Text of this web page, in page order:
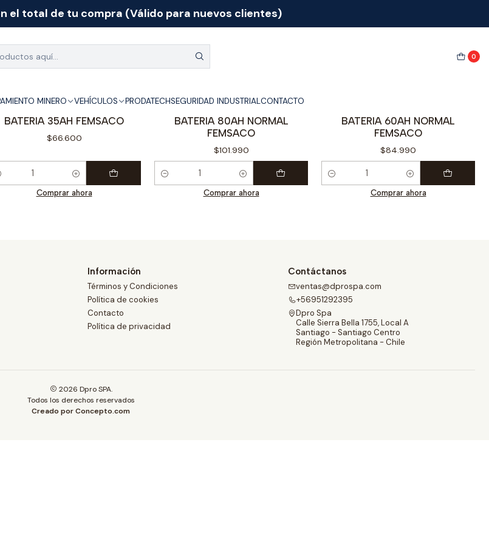
0
MINERO VEHÍCULOS PRODATECHSEGURIDAD INDUSTRIALCONTACTO
el total de tu compra (Válido para nuevos clientes)
Inicio Marcas Femsaco
Femsaco
63 |
BATERIA 35AH FEMSACO
$66.600
Comprar ahora
68|
BATERIA 80AH NORMAL
FEMSACO
$101.990
Cantidad
Comprar ahora
BATERIA 60AH NORMAL
FEMSACO
$84.990
Cantidad
Comprar ahora
Información
Términos y Condiciones
Política de cookies
Contacto
Política de privacidad
Contáctanos
ventas@dprospa.com
+56951292395
Dpro Spa
Calle Sierra Bella 1755, Local A
Santiago - Santiago Centro
Región Metropolitana - Chile
2026 Dpro SPA.
Todos los derechos reservados
Creado por Concepto.com